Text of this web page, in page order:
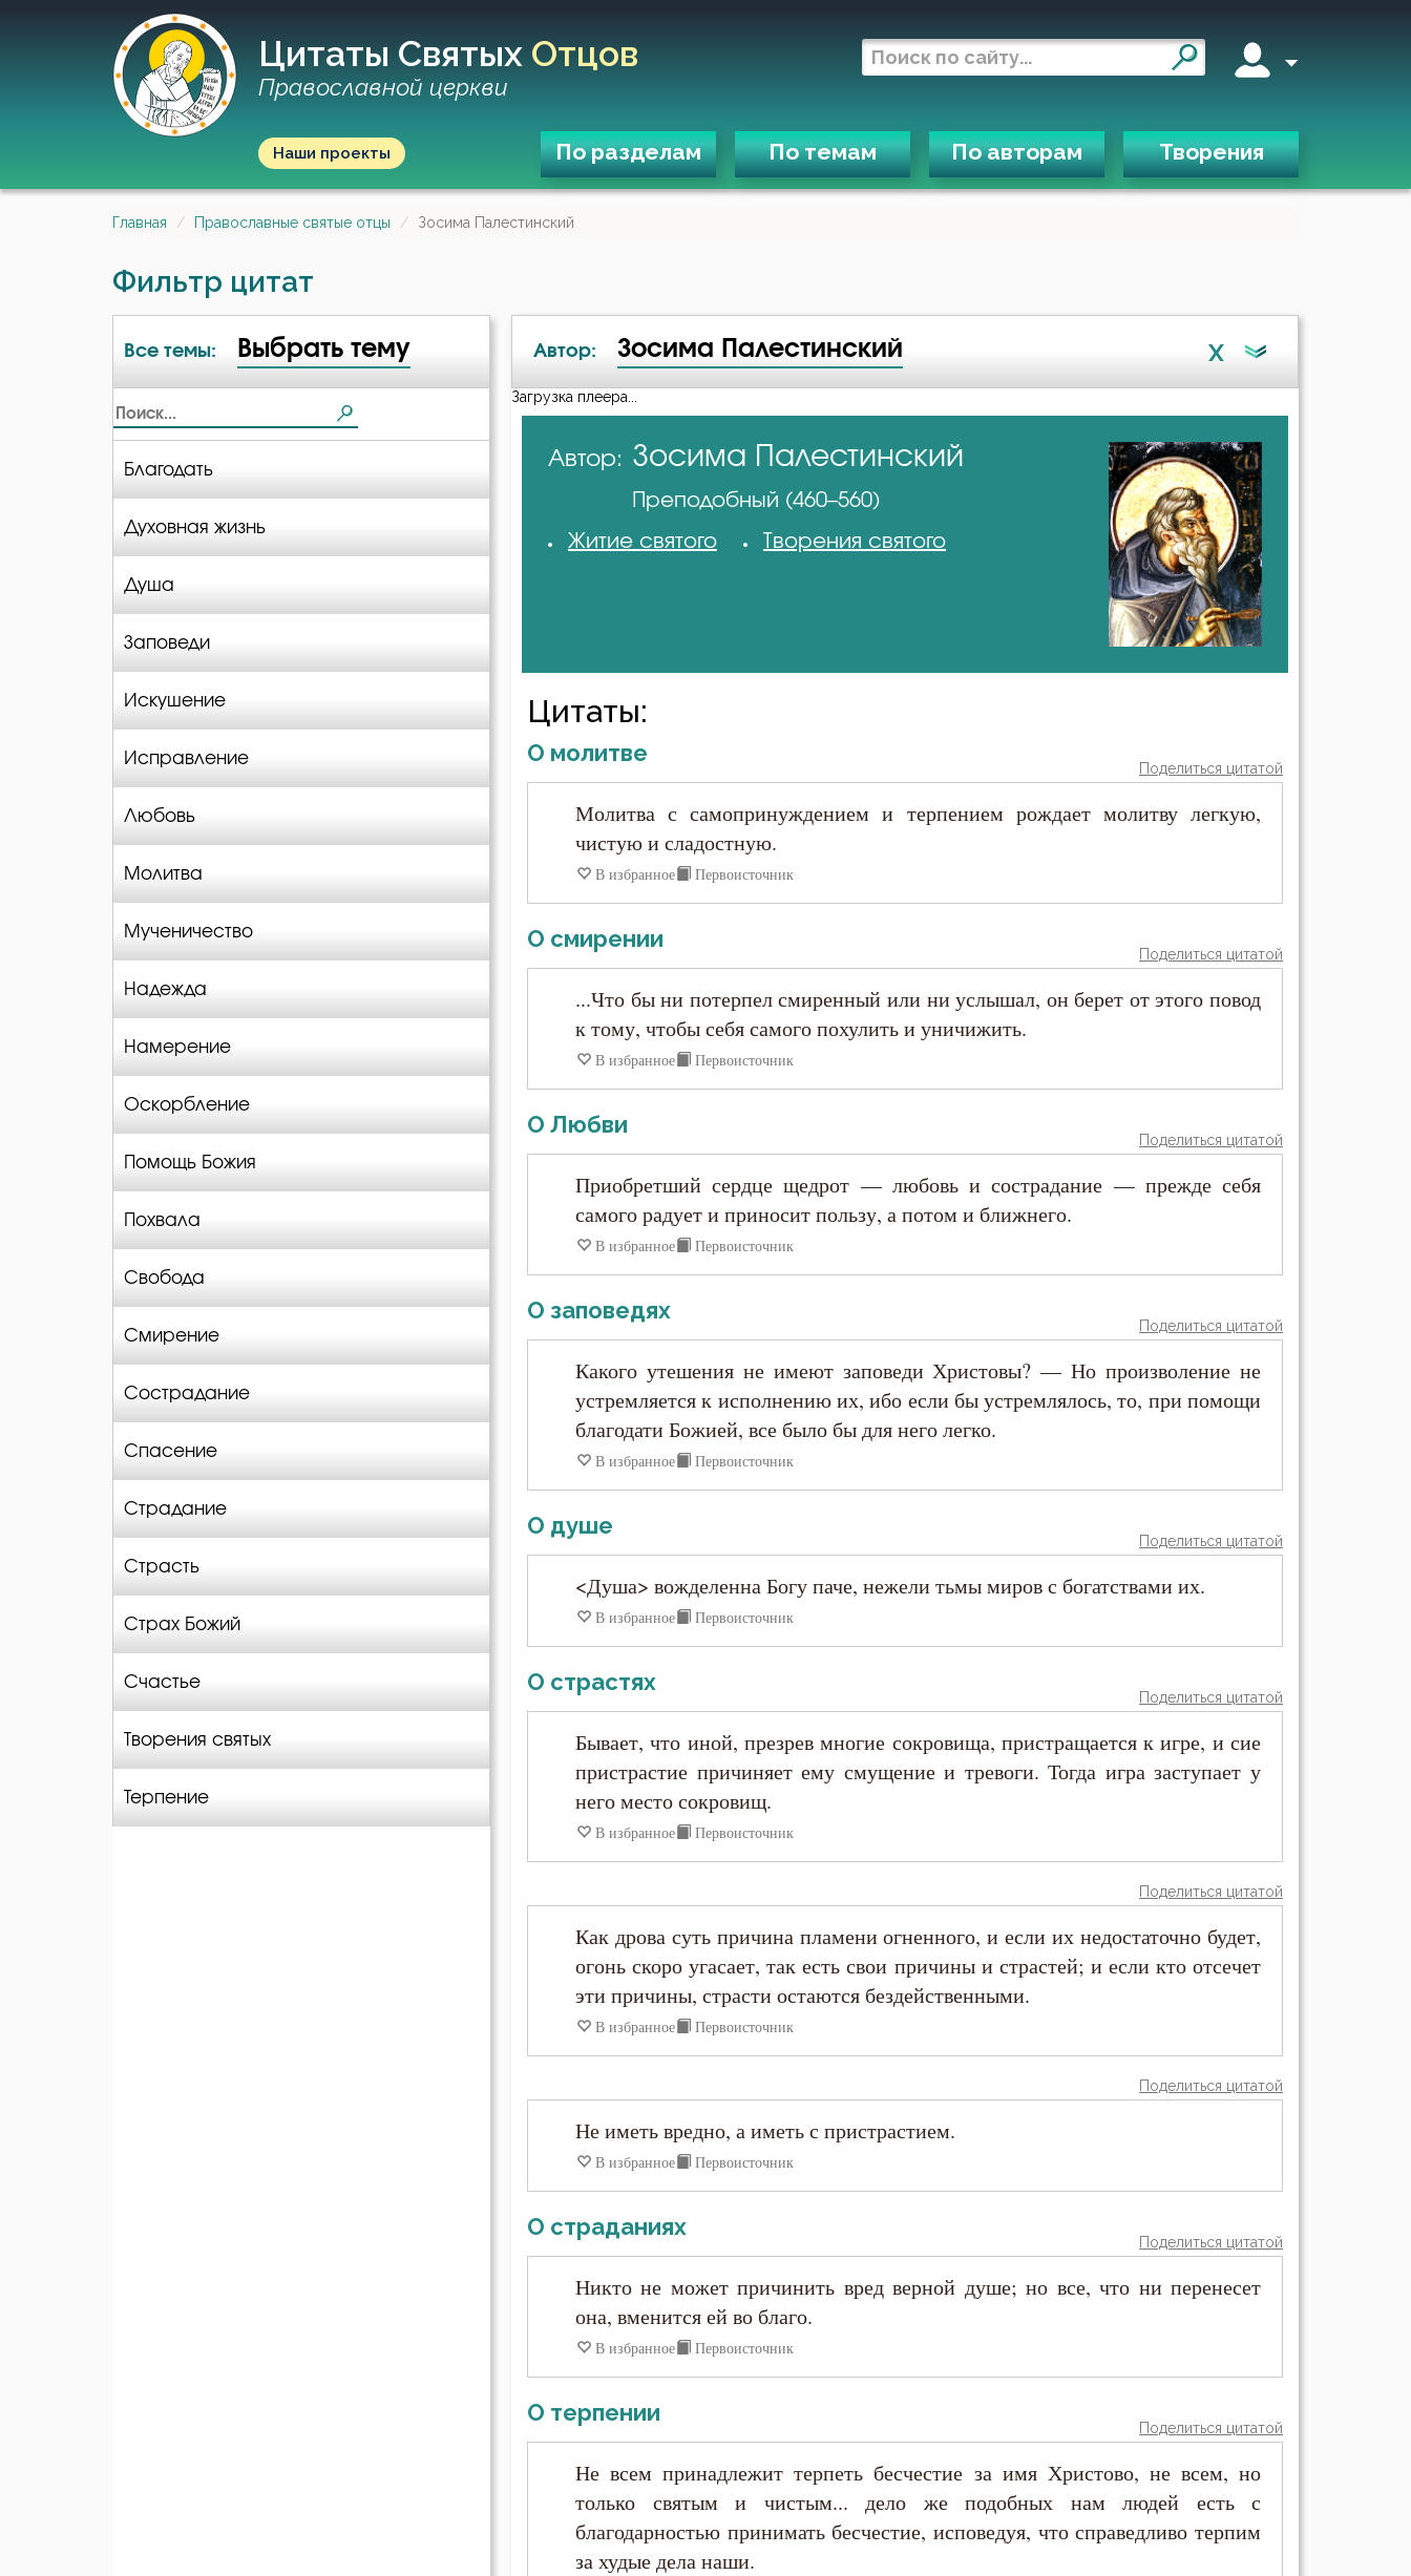
Цитаты Святых Отцов
Православной церкви
Наши проекты По разделам По темам По авторам Творения
Главная Православные святые отцы Зосима Палестинский
Фильтр цитат
Все темы: Выбрать тему
Благодать
Духовная жизнь
Душа
Заповеди
Искушение
Исправление
Любовь
Молитва
Мученичество
Надежда
Намерение
Оскорбление
Помощь Божия
Похвала
Свобода
Смирение
Сострадание
Спасение
Страдание
Страсть
Страх Божий
Счастье
Творения святых
Терпение
Автор: Зосима Палестинский X
А-я
Авва Дорофей
Аврелий Августин
Амвросий Медиоланский
Амвросий Оптинский (Гренков)
Амфилохий Иконийский
Анастасий Антиохийский
Анастасий Синаит
Арсений Великий
Афанасий (Сахаров)
Афанасий Великий
Варсонофий Оптинский (Плиханков)
Григорий Великий (Двоеслов)
Григорий Нисский
Григорий Палама
Григорий Синаит
Димитрий Ростовский
Дионисий Ареопагит
Зосима Палестинский
Иаков Низибийский
Игнатий Антиохийский
Иероним Стридонский
Иларион Оптинский (Пономарёв)
Загрузка плеера...
Автор: Зосима Палестинский
Преподобный (460–560)
Житие святого
Творения святого
Цитаты:
О молитве
Поделиться цитатой
Молитва с самопринуждением и терпением рождает молитву легкую,
чистую и сладостную.
В избранное Первоисточник
О смирении
Поделиться цитатой
...Что бы ни потерпел смиренный или ни услышал, он берет от этого повод
к тому, чтобы себя самого похулить и уничижить.
В избранное Первоисточник
О Любви
Поделиться цитатой
Приобретший сердце щедрот — любовь и сострадание — прежде себя
самого радует и приносит пользу, а потом и ближнего.
В избранное Первоисточник
О заповедях
Поделиться цитатой
Какого утешения не имеют заповеди Христовы? — Но произволение не
устремляется к исполнению их, ибо если бы устремлялось, то, при помощи
благодати Божией, все было бы для него легко.
В избранное Первоисточник
О душе
Поделиться цитатой
<Душа> вожделенна Богу паче, нежели тьмы миров с богатствами их.
В избранное Первоисточник
О страстях
Поделиться цитатой
Бывает, что иной, презрев многие сокровища, пристращается к игре, и сие
пристрастие причиняет ему смущение и тревоги. Тогда игра заступает у
него место сокровищ.
В избранное Первоисточник
Поделиться цитатой
Как дрова суть причина пламени огненного, и если их недостаточно будет,
огонь скоро угасает, так есть свои причины и страстей; и если кто отсечет
эти причины, страсти остаются бездейственными.
В избранное Первоисточник
Поделиться цитатой
Не иметь вредно, а иметь с пристрастием.
В избранное Первоисточник
О страданиях
Поделиться цитатой
Никто не может причинить вред верной душе; но все, что ни перенесет
она, вменится ей во благо.
В избранное Первоисточник
О терпении
Поделиться цитатой
Не всем принадлежит терпеть бесчестие за имя Христово, не всем, но
только святым и чистым... дело же подобных нам людей есть с
благодарностью принимать бесчестие, исповедуя, что справедливо терпим
за худые дела наши.